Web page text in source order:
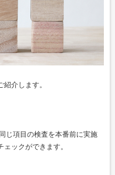
介します。
じ項目の検査を本番前に実施
ックができます。